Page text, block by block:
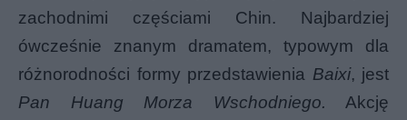
zachodnimi częściami Chin. Najbardziej
ówcześnie znanym dramatem, typowym dla
różnorodności formy przedstawienia Baixi, jest
Pan Huang Morza Wschodniego. Akcję